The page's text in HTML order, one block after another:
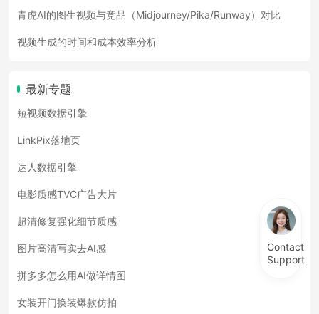
青虎AI的图生视频与竞品（Midjourney/Pika/Runway）对比
视频生成的时间和成本效率分析
最新专题
短视频数据引擎
LinkPix落地页
达人数据引擎
电影质感TVC广告大片
超清修复强化细节质感
图片高清写实去AI感
拼多多怎么用AI做详情图
女装开门换装爆款仿拍
Contact
Support